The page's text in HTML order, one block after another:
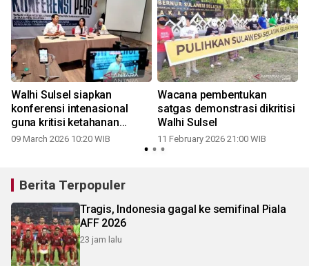
Walhi Sulsel siapkan
konferensi intenasional
guna kritisi ketahanan
energi
09 March 2026 10:20 WIB
Wacana pembentukan
satgas demonstrasi dikritisi
Walhi Sulsel
11 February 2026 21:00 WIB
Berita Terpopuler
Tragis, Indonesia gagal ke semifinal Piala
AFF 2026
23 jam lalu